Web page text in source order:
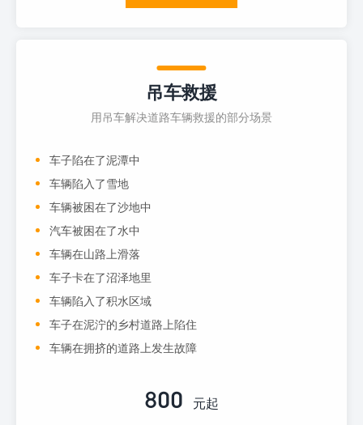
吊车救援
用吊车解决道路车辆救援的部分场景
车子陷在了泥潭中
车辆陷入了雪地
车辆被困在了沙地中
汽车被困在了水中
车辆在山路上滑落
车子卡在了沼泽地里
车辆陷入了积水区域
车子在泥泞的乡村道路上陷住
车辆在拥挤的道路上发生故障
800 元起